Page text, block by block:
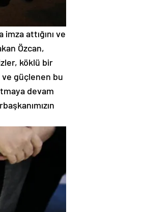
attığını ve
Özcan,
köklü bir
güçlenen bu
devam